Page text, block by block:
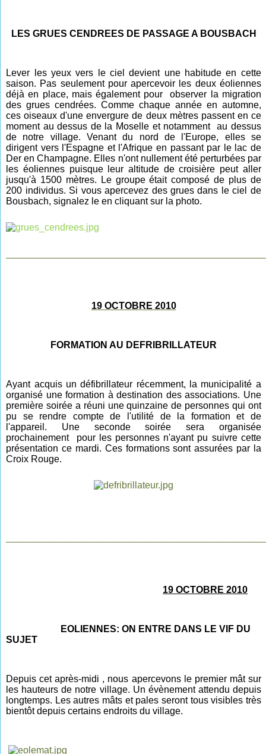
LES GRUES CENDREES DE PASSAGE A BOUSBACH
Lever les yeux vers le ciel devient une habitudeen cette
saison. Pas seulement pour apercevoir les deux éoliennes
déjà en place, mais également pour observer la migration
des grues cendrées. Comme chaque année en automne,
ces oiseaux d'une envergure de deux mètres passent en ce
moment au dessus de la Moselle et notamment au dessus
de notre village. Venant du nord de l'Europe, elles se
dirigent vers l'Espagne et l'Afrique en passant par le lac de
Der en Champagne. Elles n'ont nullement été perturbées par
les éoliennes puisque leur altitude de croisière peut aller
jusqu'à 1500 mètres. Le groupe était composé de plus de
200 individus. Si vous apercevez des grues dans le ciel de
Bousbach, signalez le en cliquant sur la photo.
19 OCTOBRE 2010
FORMATION AU DEFRIBRILLATEUR
Ayant acquis un défibrillateur récemment, la municipalité a
organisé une formation à destination des associations. Une
première soirée a réuni une quinzaine de personnes qui ont
pu se rendre compte de l'utilité de la formation et de
l'appareil. Une seconde soirée sera organisée
prochainement pour les personnes n'ayant pu suivre cette
présentation ce mardi. Ces formations sont assurées par la
Croix Rouge.
19 OCTOBRE 2010
EOLIENNES: ON ENTRE DANS LE VIF DU
SUJET
Depuis cet après-midi , nous apercevons le premier mât sur
les hauteurs de notre village. Un évènement attendu depuis
longtemps. Les autres mâts et pales seront tous visibles très
bientôt depuis certains endroits du village.